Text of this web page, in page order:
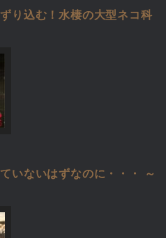
り込む！水棲の大型ネコ科
いないはずなのに・・・ ～